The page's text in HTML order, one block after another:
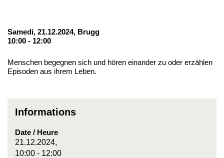
Samedi, 21.12.2024, Brugg
10:00 - 12:00
Menschen begegnen sich und hören einander zu oder erzählen
Episoden aus ihrem Leben.
Informations
Date / Heure
21.12.2024,
10:00 - 12:00